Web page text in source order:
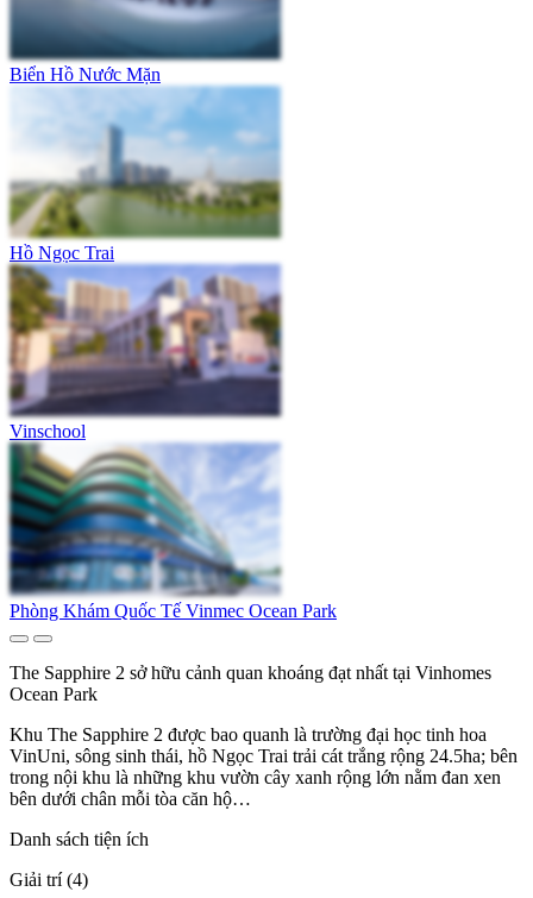
Biển Hồ Nước Mặn
Hồ Ngọc Trai
Vinschool
Phòng Khám Quốc Tế Vinmec Ocean Park
The Sapphire 2 sở hữu cảnh quan khoáng đạt nhất tại Vinhomes
Ocean Park
Khu The Sapphire 2 được bao quanh là trường đại học tinh hoa
VinUni, sông sinh thái, hồ Ngọc Trai trải cát trắng rộng 24.5ha; bên
trong nội khu là những khu vườn cây xanh rộng lớn nằm đan xen
bên dưới chân mỗi tòa căn hộ…
Danh sách tiện ích
Giải trí (4)